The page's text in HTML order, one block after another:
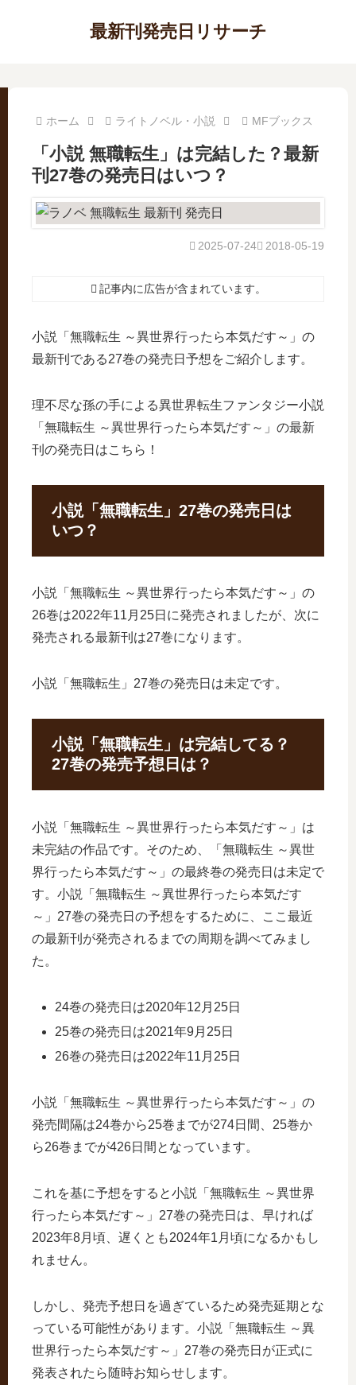
最新刊発売日リサーチ
ホーム ライトノベル・小説 MFブックス
「小説 無職転生」は完結した？最新
刊27巻の発売日はいつ？
2018-05-19
2025-07-24
記事内に広告が含まれています。
小説「無職転生 ～異世界行ったら本気だす～」の
最新刊である27巻の発売日予想をご紹介します。
理不尽な孫の手による異世界転生ファンタジー小説
「無職転生 ～異世界行ったら本気だす～」の最新
刊の発売日はこちら！
小説「無職転生」27巻の発売日は
いつ？
小説「無職転生 ～異世界行ったら本気だす～」の
26巻は2022年11月25日に発売されましたが、次に
発売される最新刊は27巻になります。
小説「無職転生」27巻の発売日は未定です。
小説「無職転生」は完結してる？
27巻の発売予想日は？
小説「無職転生 ～異世界行ったら本気だす～」は
未完結の作品です。そのため、「無職転生 ～異世
界行ったら本気だす～」の最終巻の発売日は未定で
す。小説「無職転生 ～異世界行ったら本気だす
～」27巻の発売日の予想をするために、ここ最近
の最新刊が発売されるまでの周期を調べてみまし
た。
24巻の発売日は2020年12月25日
25巻の発売日は2021年9月25日
26巻の発売日は2022年11月25日
小説「無職転生 ～異世界行ったら本気だす～」の
発売間隔は24巻から25巻までが274日間、25巻か
ら26巻までが426日間となっています。
これを基に予想をすると小説「無職転生 ～異世界
行ったら本気だす～」27巻の発売日は、早ければ
2023年8月頃、遅くとも2024年1月頃になるかもし
れません。
しかし、発売予想日を過ぎているため発売延期とな
っている可能性があります。小説「無職転生 ～異
世界行ったら本気だす～」27巻の発売日が正式に
発表されたら随時お知らせします。